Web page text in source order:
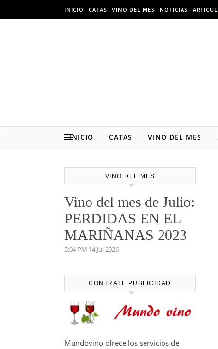
INICIO CATAS VINO DEL MES NOTICIAS
INICIO CATAS VINO DEL MES
VINO DEL MES
Vino del mes de Julio:
PERDIDAS EN EL
MARIÑANAS 2023
5:04 PM 14 Jul 2026
CONTRATE PUBLICIDAD
Mundovino ofrece los servicios de